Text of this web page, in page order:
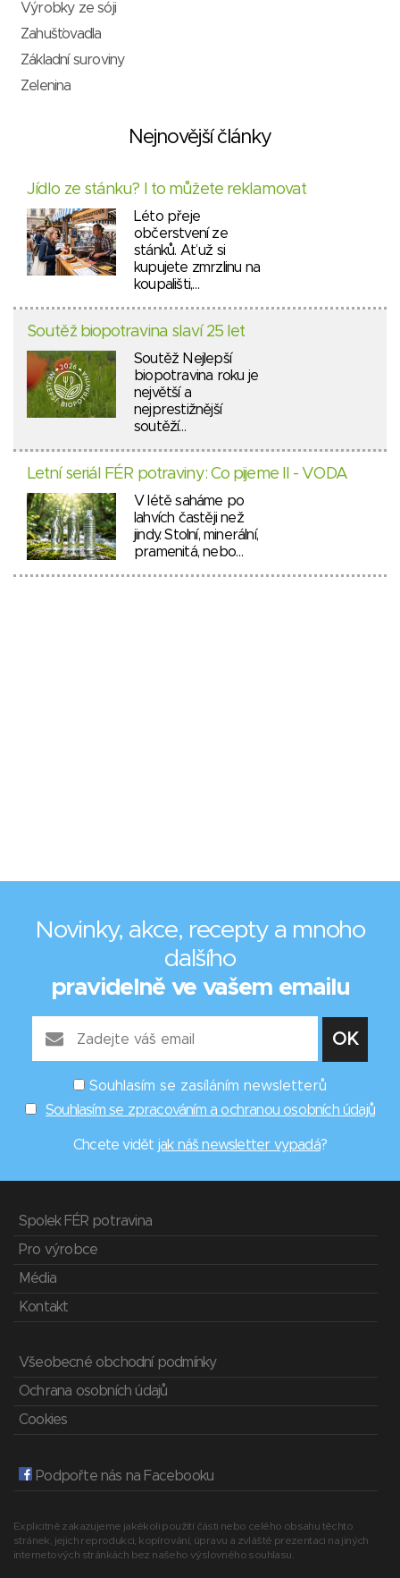
Výrobky ze sóji
Zahušťovadla
Základní suroviny
Zelenina
Nejnovější články
Jídlo ze stánku? I to můžete reklamovat
Léto přeje
občerstvení ze
stánků. Ať už si
kupujete zmrzlinu na
koupališti,…
Soutěž biopotravina slaví 25 let
Soutěž Nejlepší
biopotravina roku je
největší a
nejprestižnější
soutěží…
Letní seriál FÉR potraviny: Co pijeme II - VODA
V létě saháme po
lahvích častěji než
jindy. Stolní, minerální,
pramenitá, nebo…
Novinky, akce, recepty a mnoho
dalšího
pravidelně ve vašem emailu
Souhlasím se zasíláním newsletterů
Souhlasím se zpracováním a ochranou osobních údajů
Chcete vidět jak náš newsletter vypadá?
Spolek FÉR potravina
Pro výrobce
Média
Kontakt
Všeobecné obchodní podmínky
Ochrana osobních údajů
Cookies
Podpořte nás na Facebooku
Explicitně zakazujeme jakékoli použití části nebo celého obsahu těchto
stránek, jejich reprodukci, kopírování, úpravu a zvláště prezentaci na jiných
internetových stránkách bez našeho výslovného souhlasu.